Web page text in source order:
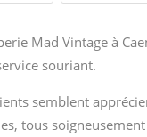
Mad Vintage à
souriant.
semblent
tous